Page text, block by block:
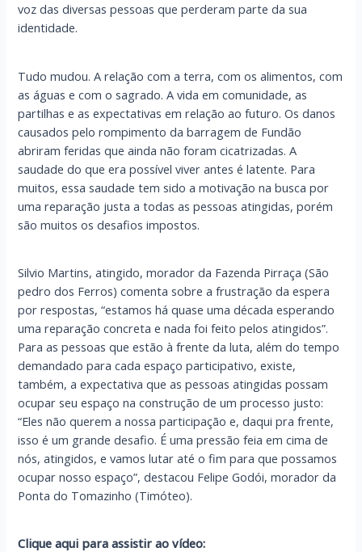
voz das diversas pessoas que perderam parte da sua
identidade.
Tudo mudou. A relação com a terra, com os alimentos, com
as águas e com o sagrado. A vida em comunidade, as
partilhas e as expectativas em relação ao futuro. Os danos
causados pelo rompimento da barragem de Fundão
abriram feridas que ainda não foram cicatrizadas. A
saudade do que era possível viver antes é latente. Para
muitos, essa saudade tem sido a motivação na busca por
uma reparação justa a todas as pessoas atingidas, porém
são muitos os desafios impostos.
Silvio Martins, atingido, morador da Fazenda Pirraça (São
pedro dos Ferros) comenta sobre a frustração da espera
por respostas, “estamos há quase uma década esperando
uma reparação concreta e nada foi feito pelos atingidos”.
Para as pessoas que estão à frente da luta, além do tempo
demandado para cada espaço participativo, existe,
também, a expectativa que as pessoas atingidas possam
ocupar seu espaço na construção de um processo justo:
“Eles não querem a nossa participação e, daqui pra frente,
isso é um grande desafio. É uma pressão feia em cima de
nós, atingidos, e vamos lutar até o fim para que possamos
ocupar nosso espaço”, destacou Felipe Godói, morador da
Ponta do Tomazinho (Timóteo).
Clique aqui para assistir ao vídeo: